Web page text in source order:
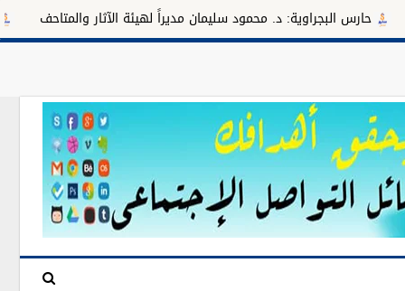
البجراوية: د. محمود سليمان مديراً لهيئة الآثار والمتاحف أطعمة